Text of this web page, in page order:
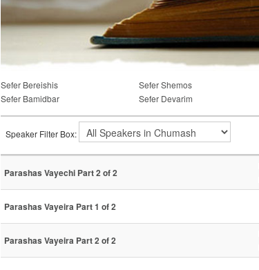
Sefer Bereishis Sefer Shemos
Sefer Bamidbar
Sefer Devarim
Speaker Filter Box:
Parashas Vayechi Part 2 of 2
Parashas Vayeira Part 1 of 2
Parashas Vayeira Part 2 of 2